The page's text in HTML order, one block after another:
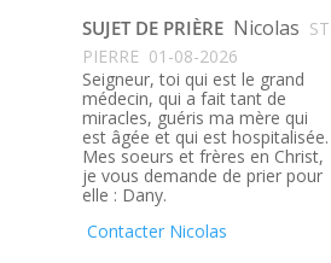
SUJET DE PRIÈRE Nicolas ST
PIERRE 01-08-2026
Seigneur, toi qui est le grand
médecin, qui a fait tant de
miracles, guéris ma mère qui
est âgée et qui est hospitalisée.
Mes soeurs et frères en Christ,
je vous demande de prier pour
elle : Dany.
Contacter Nicolas